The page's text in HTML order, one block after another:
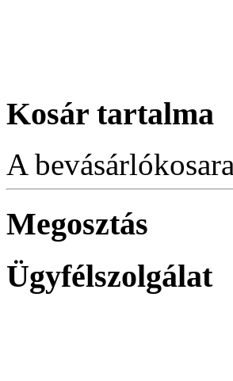
Kosár tartalma
A
Megosztás
Ügyfélszolgálat